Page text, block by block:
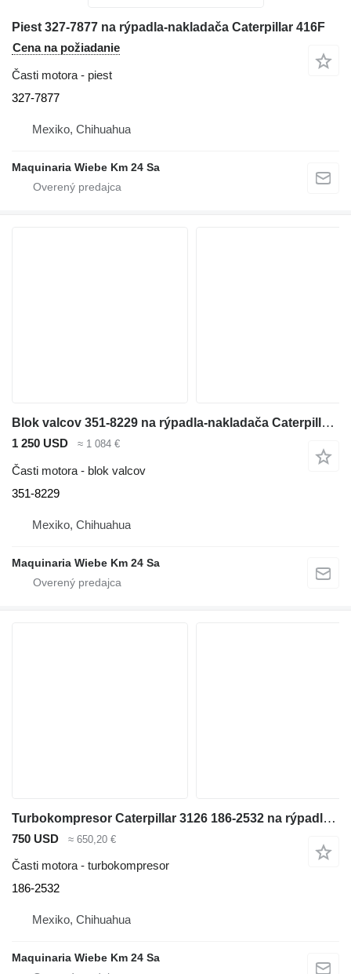
Piest 327-7877 na rýpadla-nakladača Caterpillar 416F
Cena na požiadanie
Časti motora - piest
327-7877
Mexiko, Chihuahua
Maquinaria Wiebe Km 24 Sa
Blok valcov 351-8229 na rýpadla-nakladača Caterpillar 420F
1 250 USD ≈ 1 084 €
Časti motora - blok valcov
351-8229
Mexiko, Chihuahua
Maquinaria Wiebe Km 24 Sa
Turbokompresor Caterpillar 3126 186-2532 na rýpadla-nakladača
750 USD ≈ 650,20 €
Časti motora - turbokompresor
186-2532
Mexiko, Chihuahua
Maquinaria Wiebe Km 24 Sa